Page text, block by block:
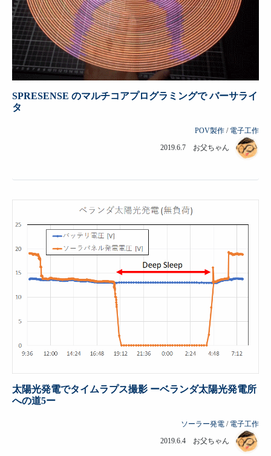
SPRESENSE のマルチコアプログラミングで バーサライ
タ
POV製作 / 電子工作
2019.6.7 お父ちゃん
太陽光発電でタイムラプス撮影 ーベランダ太陽光発電所
への道5ー
ソーラー発電 / 電子工作
2019.6.4 お父ちゃん